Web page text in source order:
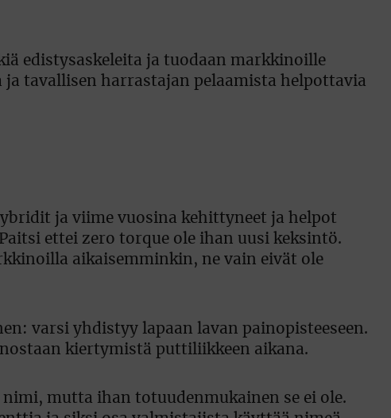
edistysaskeleita ja tuodaan markkinoille
tavallisen harrastajan pelaamista helpottavia
ja viime vuosina kehittyneet ja helpot
ettei zero torque ole ihan uusi keksintö.
aikaisemminkin, ne vain eivät ole
varsi yhdistyy lapaan lavan painopisteeseen.
kiertymistä puttiliikkeen aikana.
mutta ihan totuudenmukainen se ei ole.